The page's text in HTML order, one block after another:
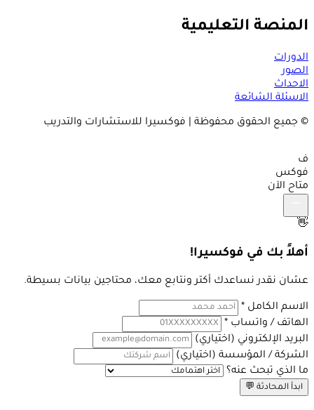
المنصة التعليمية
الدورات
الصور
الاحداث
الاسئلة الشائعة
© جميع الحقوق محفوظة | فوكسيرا للاستشارات والتدريب
ف
فوكس
متاح الآن
👋
أهلاً بك في فوكسيرا!
عشان نقدر نساعدك أكتر ونتابع معك، محتاجين بيانات بسيطة.
الاسم الكامل*
الهاتف / واتساب*
البريد الإلكتروني(اختياري)
الشركة / المؤسسة(اختياري)
ما الذي تبحث عنه؟
ابدأ المحادثة 💬